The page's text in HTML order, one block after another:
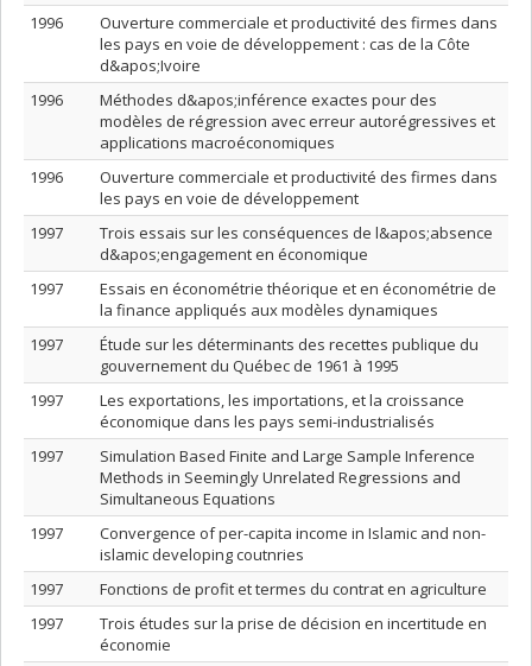
1996
Ouverture commerciale et productivité des firmes dans
les pays en voie de développement : cas de la Côte
d&apos;Ivoire
1996
Méthodes d&apos;inférence exactes pour des
modèles de régression avec erreur autorégressives et
applications macroéconomiques
1996
Ouverture commerciale et productivité des firmes dans
les pays en voie de développement
1997
Trois essais sur les conséquences de l&apos;absence
d&apos;engagement en économique
1997
Essais en économétrie théorique et en économétrie de
la finance appliqués aux modèles dynamiques
1997
Étude sur les déterminants des recettes publique du
gouvernement du Québec de 1961 à 1995
1997
Les exportations, les importations, et la croissance
économique dans les pays semi-industrialisés
1997
Simulation Based Finite and Large Sample Inference
Methods in Seemingly Unrelated Regressions and
Simultaneous Equations
1997
Convergence of per-capita income in Islamic and non-
islamic developing coutnries
1997
Fonctions de profit et termes du contrat en agriculture
1997
Trois études sur la prise de décision en incertitude en
économie